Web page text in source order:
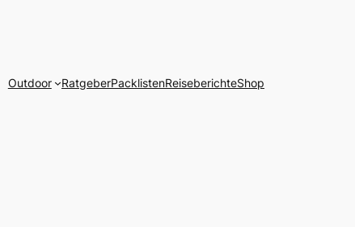
Outdoor RatgeberPacklistenReiseberichteShop